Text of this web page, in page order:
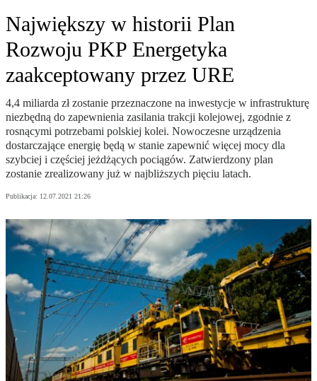
Największy w historii Plan
Rozwoju PKP Energetyka
zaakceptowany przez URE
4,4 miliarda zł zostanie przeznaczone na inwestycje w infrastrukturę
niezbędną do zapewnienia zasilania trakcji kolejowej, zgodnie z
rosnącymi potrzebami polskiej kolei. Nowoczesne urządzenia
dostarczające energię będą w stanie zapewnić więcej mocy dla
szybciej i częściej jeżdżących pociągów. Zatwierdzony plan
zostanie zrealizowany już w najbliższych pięciu latach.
Publikacja: 12.07.2021 21:26